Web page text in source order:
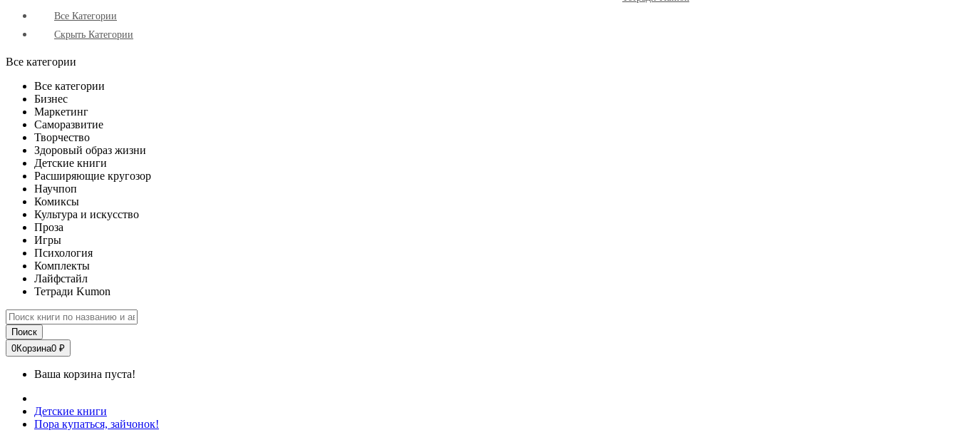
Все Категории
Скрыть Категории
Все категории
Все категории
Бизнес
Маркетинг
Саморазвитие
Творчество
Здоровый образ жизни
Детские книги
Расширяющие кругозор
Научпоп
Комиксы
Культура и искусство
Проза
Игры
Психология
Комплекты
Лайфстайл
Тетради Kumon
Поиск
0Корзина0 ₽
Ваша корзина пуста!
Детские книги
Пора купаться, зайчонок!